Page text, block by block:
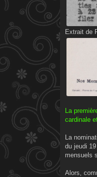
Extrait de
La
cardinale
La
du jeudi
mensuels
Alors,